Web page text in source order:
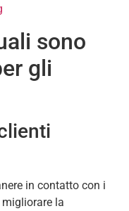
sono
gli
in contatto con i
la